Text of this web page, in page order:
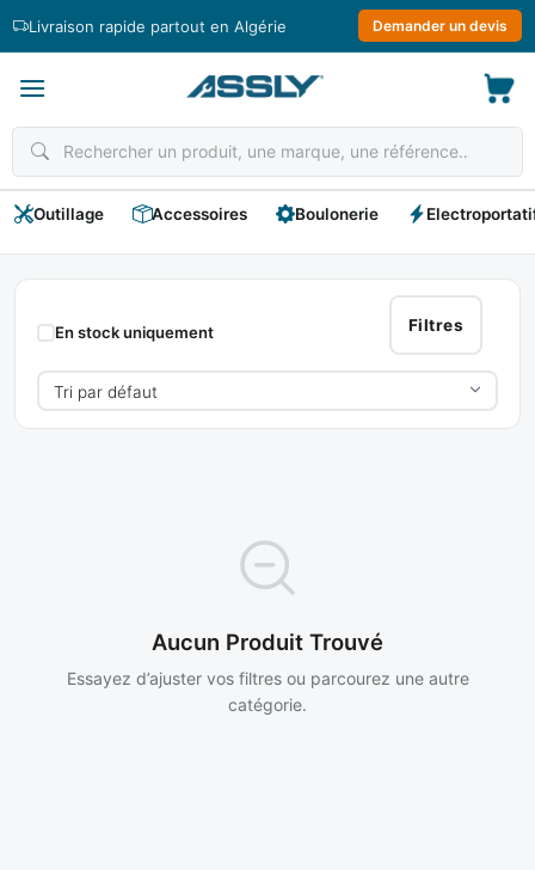
Livraison rapide partout en Algérie Demander un devis
Outillage Accessoires Boulonerie
SAM
Filtres
En stock uniquement
Aucun Produit Trouvé
Essayez d’ajuster vos filtres ou parcourez une autre
catégorie.